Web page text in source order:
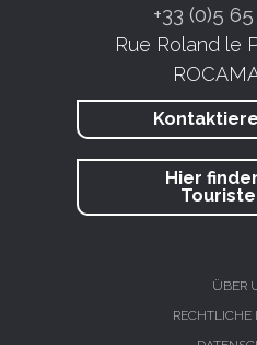
+33 (0)5
Rue Roland le
Hier
ÜBER
RECHTLICHE